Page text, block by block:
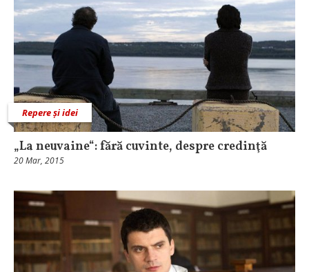
Repere și idei
„La neuvaine“: fără cuvinte, despre credinţă
20 Mar, 2015